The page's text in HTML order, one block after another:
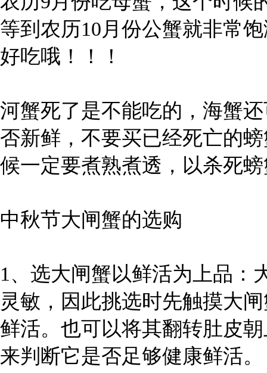
等到农历10月份公蟹就非常
好吃哦！！！
河蟹死了是不能吃的，海蟹
否新鲜，不要买已经死亡的
候一定要煮熟煮透，以杀死
中秋节大闸蟹的选购
1、选大闸蟹以鲜活为上品：
灵敏，因此挑选时先触摸大
鲜活。也可以将其翻转肚皮
来判断它是否足够健康鲜活。